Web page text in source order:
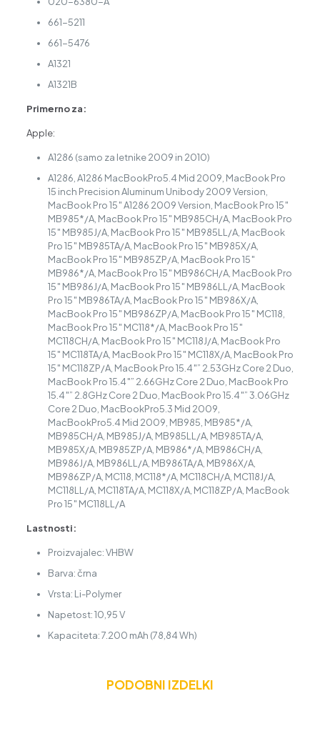
661-5211
661-5476
A1321
A1321B
Primerno za:
Apple:
A1286 (samo za letnike 2009 in 2010)
A1286, A1286 MacBookPro5.4 Mid 2009, MacBook Pro
15 inch Precision Aluminum Unibody 2009 Version,
MacBook Pro 15″ A1286 2009 Version, MacBook Pro 15″
MB985*/A, MacBook Pro 15″ MB985CH/A, MacBook Pro
15″ MB985J/A, MacBook Pro 15″ MB985LL/A, MacBook
Pro 15″ MB985TA/A, MacBook Pro 15″ MB985X/A,
MacBook Pro 15″ MB985ZP/A, MacBook Pro 15″
MB986*/A, MacBook Pro 15″ MB986CH/A, MacBook Pro
15″ MB986J/A, MacBook Pro 15″ MB986LL/A, MacBook
Pro 15″ MB986TA/A, MacBook Pro 15″ MB986X/A,
MacBook Pro 15″ MB986ZP/A, MacBook Pro 15″ MC118,
MacBook Pro 15″ MC118*/A, MacBook Pro 15″
MC118CH/A, MacBook Pro 15″ MC118J/A, MacBook Pro
15″ MC118TA/A, MacBook Pro 15″ MC118X/A, MacBook Pro
15″ MC118ZP/A, MacBook Pro 15.4″” 2.53GHz Core 2 Duo,
MacBook Pro 15.4″” 2.66GHz Core 2 Duo, MacBook Pro
15.4″” 2.8GHz Core 2 Duo, MacBook Pro 15.4″” 3.06GHz
Core 2 Duo, MacBookPro5.3 Mid 2009,
MacBookPro5.4 Mid 2009, MB985, MB985*/A,
MB985CH/A, MB985J/A, MB985LL/A, MB985TA/A,
MB985X/A, MB985ZP/A, MB986*/A, MB986CH/A,
MB986J/A, MB986LL/A, MB986TA/A, MB986X/A,
MB986ZP/A, MC118, MC118*/A, MC118CH/A, MC118J/A,
MC118LL/A, MC118TA/A, MC118X/A, MC118ZP/A, MacBook
Pro 15″ MC118LL/A
Lastnosti:
Proizvajalec: VHBW
Barva: črna
Vrsta: Li-Polymer
Napetost: 10,95 V
Kapaciteta: 7.200 mAh (78,84 Wh)
PODOBNI IZDELKI